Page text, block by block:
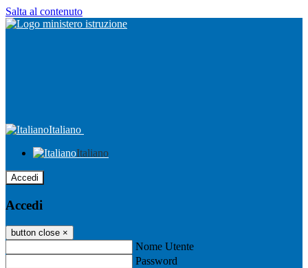
Salta al contenuto
Italiano
Italiano
Accedi
Accedi
button close ×
Nome Utente
Password